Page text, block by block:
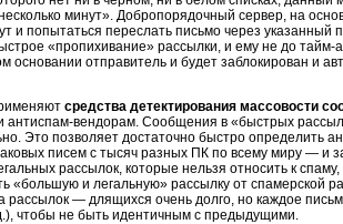
минут». Добропорядочный сервер, на
и попытаться переслать письмо через указанный
«пропихивание» рассылки, и ему не до тайм-
отправитель и будет заблокирован и
средства детектирования массовости
антиспам-вендорам. Сообщения в «быстрых
Это позволяет достаточно быстро определить
писем с тысяч разных ПК по всему миру — и
рассылок, которые нельзя относить к
«большую и легальную» рассылку от спамерской
— длящихся очень долго, но каждое
чтобы не быть идентичным с предыдущими.